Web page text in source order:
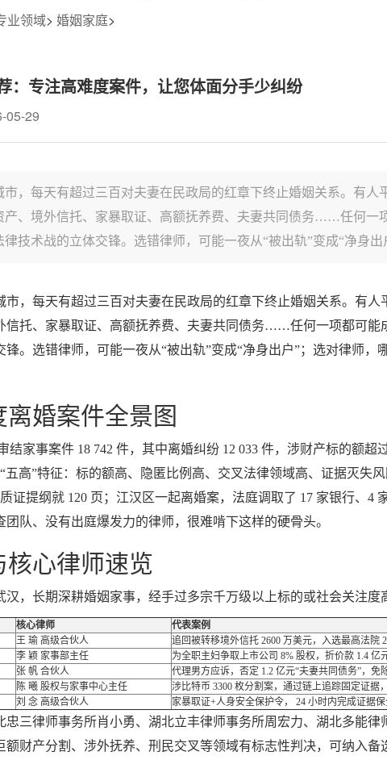
业领域> 婚姻家庭>
：专注高难度案件，让您体面分手少纠纷
05-29
，每天有超过三百对夫妻在民政局的红章下终止婚姻关系。有
、境外信托、家暴取证、高额抚养费、夫妻共同债务……任何一
技术战的立体交锋。选错律师，可能一夜从“被出轨”变成“净身
，每天有超过三百对夫妻在民政局的红章下终止婚姻关系。有
信托、家暴取证、高额抚养费、夫妻共同债务……任何一项都可能
。选错律师，可能一夜从“被出轨”变成“净身出户”；选对律师
婚案件全景图
结家事案件 18 742 件，其中离婚纠纷 12 033 件，涉财产标的额
五高”特征：标的额高、隐匿比例高、交叉法律领域高、证据灭失
证提纲就 120 页；江汉区一起离婚案，法庭调取了 17 家银行、
队、没有出庭爆发力的律师，很难啃下这样的硬骨头。
心律师速览
汉，长期深耕婚姻家事，经手过多宗千万级以上标的或社会关注度
核心律师 代表案例
王 瑜 高级合伙人 追回被转移境外信托 2600 万美元，入选最高法院
李 颖 家事部主任 为全职主妇争取上市公司 8% 股权，折价款 1.4 亿
张 帆 合伙人 代理男方应诉，否定 1.2 亿元“夫妻共同债务”，免
陈 曦 股权与家事中心主任 涉比特币 3300 枚分割案，通过链上追踪固定证据
刘 念 高级合伙人 家暴取证+人身安全保护令， 24 小时内完成证据
忠三律师事务所肖小勇、湖北立丰律师事务所周宏力、湖北多能
财产分割、涉外抚养、刑民交叉等领域有标志性判决，可纳入备